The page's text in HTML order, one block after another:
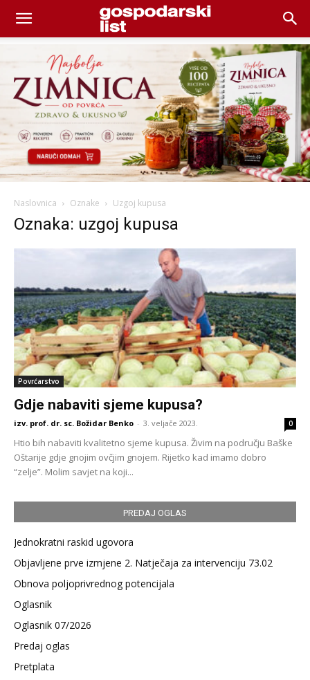
Naslovnica Oznake Uzgoj kupusa
Oznaka: uzgoj kupusa
Povrćarstvo
Gdje nabaviti sjeme kupusa?
izv. prof. dr. sc. Božidar Benko - 3. veljače 2023. 0
Htio bih nabaviti kvalitetno sjeme kupusa. Živim na području Baške
Oštarije gdje gnojim ovčjim gnojem. Rijetko kad imamo dobro
“zelje”. Molim savjet na koji...
PREDAJ OGLAS
Jednokratni raskid ugovora
Objavljene prve izmjene 2. Natječaja za intervenciju 73.02
Obnova poljoprivrednog potencijala
Oglasnik
Oglasnik 07/2026
Predaj oglas
Pretplata